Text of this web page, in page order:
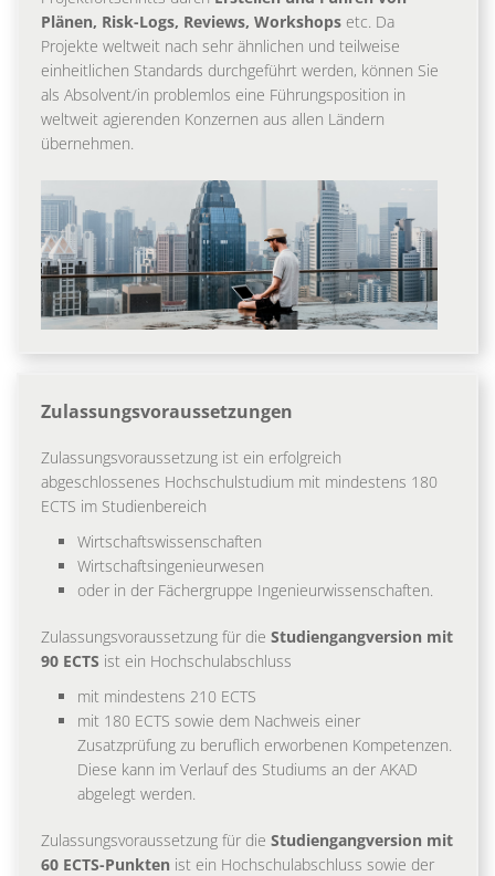
Plänen, Risk-Logs, Reviews, Workshops etc. Da
Projekte weltweit nach sehr ähnlichen und teilweise
einheitlichen Standards durchgeführt werden, können Sie
als Absolvent/in problemlos eine Führungsposition in
weltweit agierenden Konzernen aus allen Ländern
übernehmen.
Zulassungsvoraussetzungen
Zulassungsvoraussetzung ist ein erfolgreich
abgeschlossenes Hochschulstudium mit mindestens 180
ECTS im Studienbereich
Wirtschaftswissenschaften
Wirtschaftsingenieurwesen
oder in der Fächergruppe Ingenieurwissenschaften.
Zulassungsvoraussetzung für die Studiengangversion mit
90 ECTS ist ein Hochschulabschluss
mit mindestens 210 ECTS
mit 180 ECTS sowie dem Nachweis einer
Zusatzprüfung zu beruflich erworbenen Kompetenzen.
Diese kann im Verlauf des Studiums an der AKAD
abgelegt werden.
Zulassungsvoraussetzung für die Studiengangversion mit
60 ECTS-Punkten ist ein Hochschulabschluss sowie der